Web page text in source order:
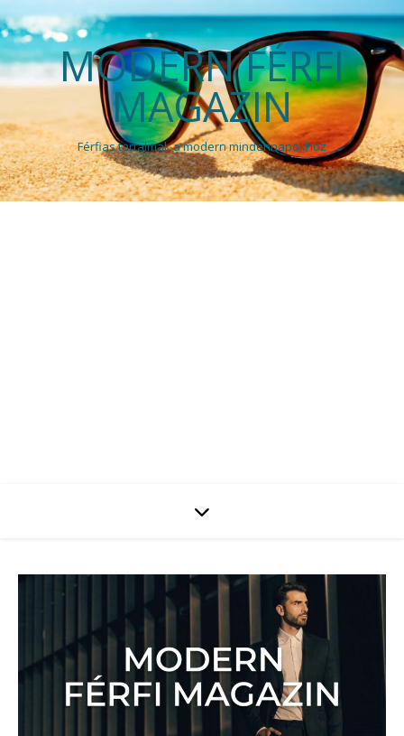
MODERN FÉRFI
MAGAZIN
Férfias tartalmak a modern mindennapokhoz